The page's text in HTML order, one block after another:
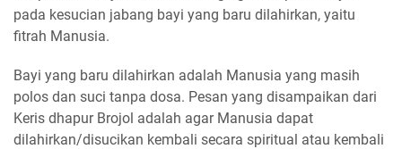
pada kesucian jabang bayi yang baru dilahirkan, yaitu
fitrah Manusia.
Bayi yang baru dilahirkan adalah Manusia yang masih
polos dan suci tanpa dosa. Pesan yang disampaikan dari
Keris dhapur Brojol adalah agar Manusia dapat
dilahirkan/disucikan kembali secara spiritual atau kembali